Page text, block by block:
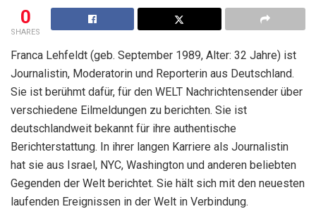
0
SHARES
Franca Lehfeldt (geb. September 1989, Alter: 32 Jahre) ist
Journalistin, Moderatorin und Reporterin aus Deutschland.
Sie ist berühmt dafür, für den WELT Nachrichtensender über
verschiedene Eilmeldungen zu berichten. Sie ist
deutschlandweit bekannt für ihre authentische
Berichterstattung. In ihrer langen Karriere als Journalistin
hat sie aus Israel, NYC, Washington und anderen beliebten
Gegenden der Welt berichtet. Sie hält sich mit den neuesten
laufenden Ereignissen in der Welt in Verbindung.